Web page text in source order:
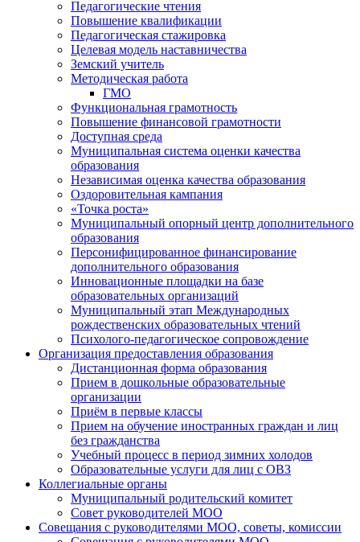
Педагогические чтения
Повышение квалификации
Педагогическая стажировка
Целевая модель наставничества
Земский учитель
Методическая работа
ГМО
Функциональная грамотность
Повышение финансовой грамотности
Доступная среда
Муниципальная система оценки качества
образования
Независимая оценка качества образования
Оздоровительная кампания
«Точка роста»
Муниципальный опорный центр дополнительного
образования
Персонифицированное финансирование
дополнительного образования
Инновационные площадки на базе
образовательных организаций
Муниципальный этап Международных
рождественских образовательных чтений
Психолого-педагогическое сопровождение
Организация предоставления образования
Дистанционная форма образования
Прием в дошкольные образовательные
организации
Приём в первые классы
Прием на обучение иностранных граждан и лиц
без гражданства
Учебный процесс в период зимних холодов
Образовательные услуги для лиц с ОВЗ
Коллегиальные органы
Муниципальный родительский комитет
Совет руководителей МОО
Совещания с руководителями МОО, советы, комиссии